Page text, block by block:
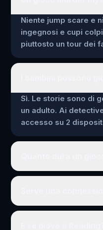
Niente jump scare e
ingegnosi e cupi
piuttosto un tour dei
Sì. Le storie sono di
un adulto. Ai
accesso su 2